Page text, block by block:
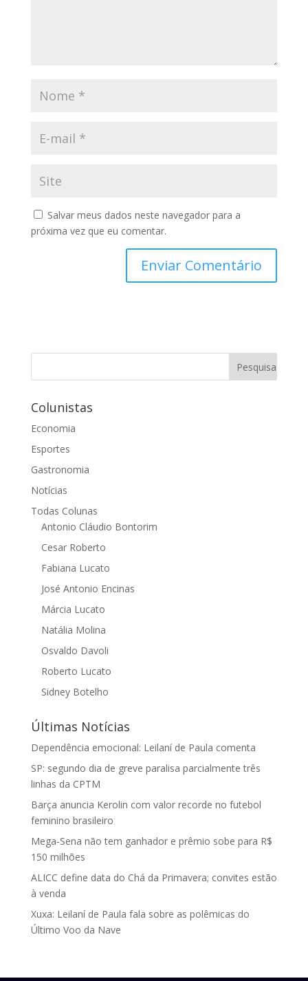
Salvar meus dados neste navegador para a
próxima vez que eu comentar.
Colunistas
Economia
Esportes
Gastronomia
Notícias
Todas Colunas
Antonio Cláudio Bontorim
Cesar Roberto
Fabiana Lucato
José Antonio Encinas
Márcia Lucato
Natália Molina
Osvaldo Davoli
Roberto Lucato
Sidney Botelho
Últimas Notícias
Dependência emocional: Leilaní de Paula comenta
SP: segundo dia de greve paralisa parcialmente três
linhas da CPTM
Barça anuncia Kerolin com valor recorde no futebol
feminino brasileiro
Mega-Sena não tem ganhador e prêmio sobe para R$
150 milhões
ALICC define data do Chá da Primavera; convites estão
à venda
Xuxa: Leilaní de Paula fala sobre as polêmicas do
Último Voo da Nave